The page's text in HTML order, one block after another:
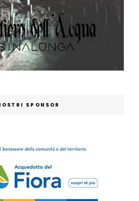
SPONSOR